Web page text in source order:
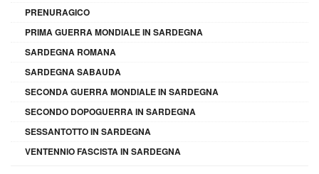
PRENURAGICO
PRIMA GUERRA MONDIALE IN SARDEGNA
SARDEGNA ROMANA
SARDEGNA SABAUDA
SECONDA GUERRA MONDIALE IN SARDEGNA
SECONDO DOPOGUERRA IN SARDEGNA
SESSANTOTTO IN SARDEGNA
VENTENNIO FASCISTA IN SARDEGNA